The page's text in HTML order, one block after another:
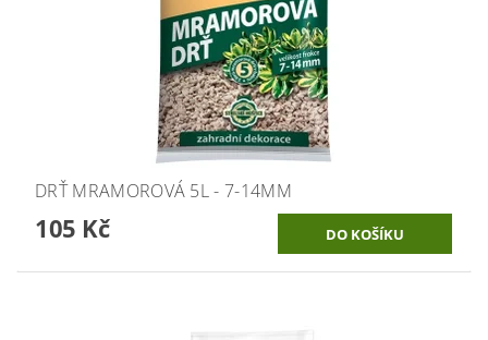
DRŤ MRAMOROVÁ 5L - 7-14MM
105 Kč